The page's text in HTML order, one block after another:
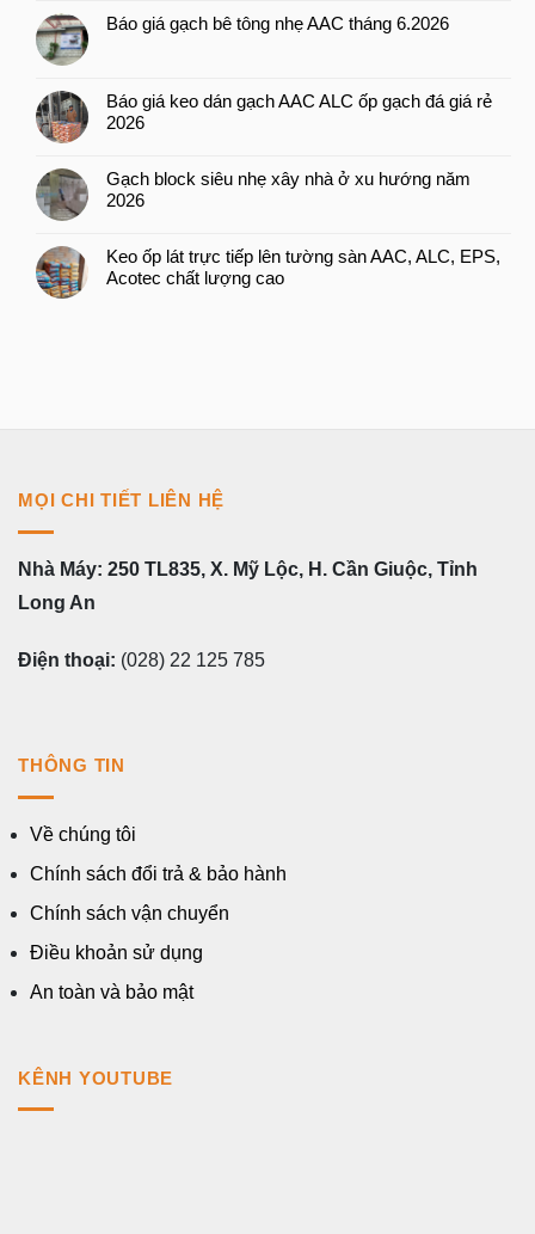
Báo giá gạch bê tông nhẹ AAC tháng 6.2026
Báo giá keo dán gạch AAC ALC ốp gạch đá giá rẻ
2026
Gạch block siêu nhẹ xây nhà ở xu hướng năm
2026
Keo ốp lát trực tiếp lên tường sàn AAC, ALC, EPS,
Acotec chất lượng cao
MỌI CHI TIẾT LIÊN HỆ
Nhà Máy: 250 TL835, X. Mỹ Lộc, H. Cần Giuộc, Tỉnh
Long An
Điện thoại: (028) 22 125 785
THÔNG TIN
Về chúng tôi
Chính sách đổi trả & bảo hành
Chính sách vận chuyển
Điều khoản sử dụng
An toàn và bảo mật
KÊNH YOUTUBE